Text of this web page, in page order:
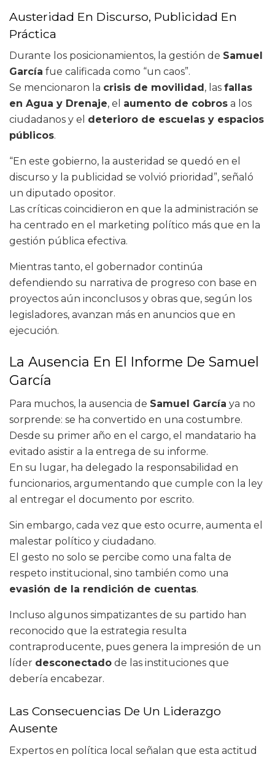
Austeridad En Discurso, Publicidad En
Práctica
Durante los posicionamientos, la gestión de Samuel
García fue calificada como “un caos”.
Se mencionaron la crisis de movilidad , las fallas
en Agua y Drenaje, el aumento de cobros a los
ciudadanos y el deterioro de escuelas y espacios
públicos.
“En este gobierno, la austeridad se quedó en el
discurso y la publicidad se volvió prioridad”, señaló
un diputado opositor.
Las críticas coincidieron en que la administración se
ha centrado en el marketing político más que en la
gestión pública efectiva.
Mientras tanto, el gobernador continúa
defendiendo su narrativa de progreso con base en
proyectos aún inconclusos y obras que, según los
legisladores, avanzan más en anuncios que en
ejecución.
La Ausencia En El Informe De Samuel
García
Para muchos, la ausencia de Samuel García ya no
sorprende: se ha convertido en una costumbre.
Desde su primer año en el cargo, el mandatario ha
evitado asistir a la entrega de su informe.
En su lugar, ha delegado la responsabilidad en
funcionarios, argumentando que cumple con la ley
al entregar el documento por escrito.
Sin embargo, cada vez que esto ocurre, aumenta el
malestar político y ciudadano.
El gesto no solo se percibe como una falta de
respeto institucional, sino también como una
evasión de la rendición de cuentas.
Incluso algunos simpatizantes de su partido han
reconocido que la estrategia resulta
contraproducente, pues genera la impresión de un
líder desconectado de las instituciones que
debería encabezar.
Las Consecuencias De Un Liderazgo
Ausente
Expertos en política local señalan que esta actitud